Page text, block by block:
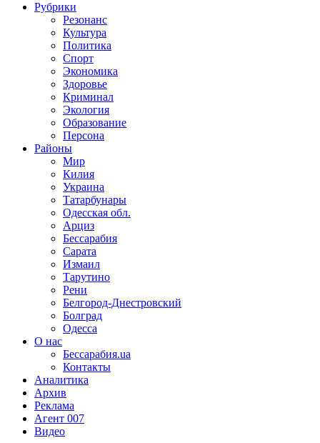
Рубрики
Резонанс
Культура
Политика
Спорт
Экономика
Здоровье
Криминал
Экология
Образование
Персона
Районы
Мир
Килия
Украина
Татарбунары
Одесская обл.
Арциз
Бессарабия
Сарата
Измаил
Тарутино
Рени
Белгород-Днестровский
Болград
Одесса
О нас
Бессарабия.ua
Контакты
Аналитика
Архив
Реклама
Агент 007
Видео